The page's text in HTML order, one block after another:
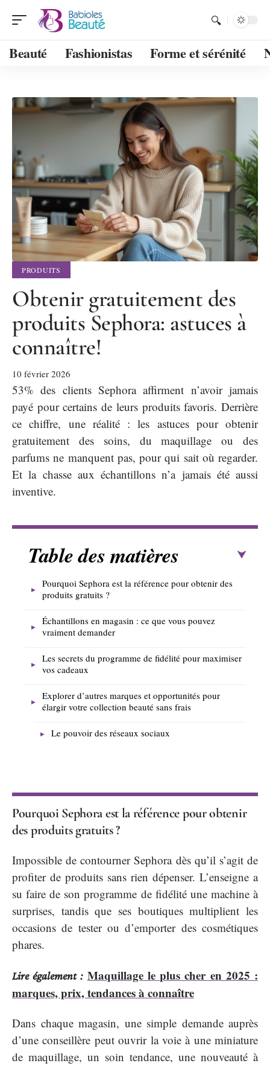
Beauté Fashionistas Forme et sérénité
PRODUITS
Obtenir gratuitement des
produits Sephora: astuces à
connaître!
10 février 2026
53% des clients Sephora affirment n’avoir jamais
payé pour certains de leurs produits favoris. Derrière
ce chiffre, une réalité : les astuces pour obtenir
gratuitement des soins, du maquillage ou des
parfums ne manquent pas, pour qui sait où regarder.
Et la chasse aux échantillons n’a jamais été aussi
inventive.
Table des matières
Pourquoi Sephora est la référence pour obtenir des
produits gratuits ?
Échantillons en magasin : ce que vous pouvez
vraiment demander
Les secrets du programme de fidélité pour maximiser
vos cadeaux
Explorer d’autres marques et opportunités pour
élargir votre collection beauté sans frais
Le pouvoir des réseaux sociaux
Pourquoi Sephora est la référence pour obtenir
des produits gratuits ?
Impossible de contourner Sephora dès qu’il s’agit de
profiter de produits sans rien dépenser. L’enseigne a
su faire de son programme de fidélité une machine à
surprises, tandis que ses boutiques multiplient les
occasions de tester ou d’emporter des cosmétiques
phares.
Lire également : Maquillage le plus cher en 2025 :
marques, prix, tendances à connaître
Dans chaque magasin, une simple demande auprès
d’une conseillère peut ouvrir la voie à une miniature
de maquillage, un soin tendance, une nouveauté à